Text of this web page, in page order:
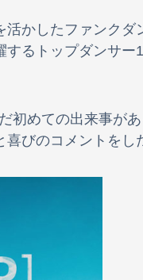
るのを止めろ」
。逮捕しろやｗｗｗ
らない
かしたファンクダ
るトップダンサー
初めての出来事が
びのコメントをし